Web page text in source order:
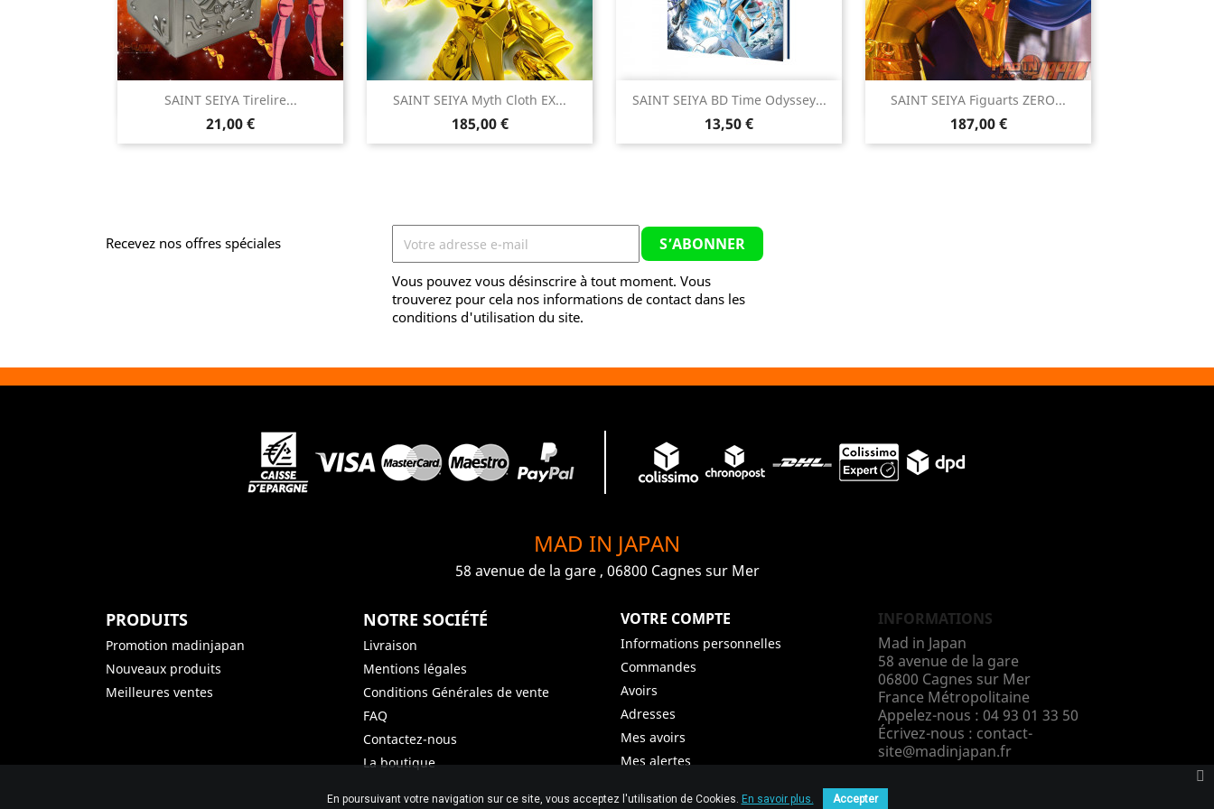
SAINT SEIYA Tirelire...
Prix
21,00 €
Aperçu rapide SAINT SEIYA Myth Cloth EX...
Prix
185,00 €
Aperçu rapide SAINT SEIYA BD Time Odyssey...
Prix
13,50 €
Aperçu rapide SAINT SEIYA Figuarts ZERO...
Prix
187,00 €
Aperçu rapide
Recevez nos offres spéciales
Vous pouvez vous désinscrire à tout moment. Vous
trouverez pour cela nos informations de contact dans les
conditions d'utilisation du site.
MAD IN JAPAN
58 avenue de la gare , 06800 Cagnes sur Mer
PRODUITS
Promotion madinjapan
Nouveaux produits
Meilleures ventes
NOTRE SOCIÉTÉ
Livraison
Mentions légales
Conditions Générales de vente
FAQ
Contactez-nous
La boutique
VOTRE COMPTE
Informations personnelles
Commandes
Avoirs
Adresses
Mes avoirs
Mes alertes
INFORMATIONS
Mad in Japan
58 avenue de la gare
06800 Cagnes sur Mer
France Métropolitaine
Appelez-nous : 04 93 01 33 50
Écrivez-nous : contact-
site@madinjapan.fr
© 2026 Graiet Mehdi & Geelen
En poursuivant votre navigation sur ce site, vous acceptez l'utilisation de Cookies. En savoir plus. Accepter